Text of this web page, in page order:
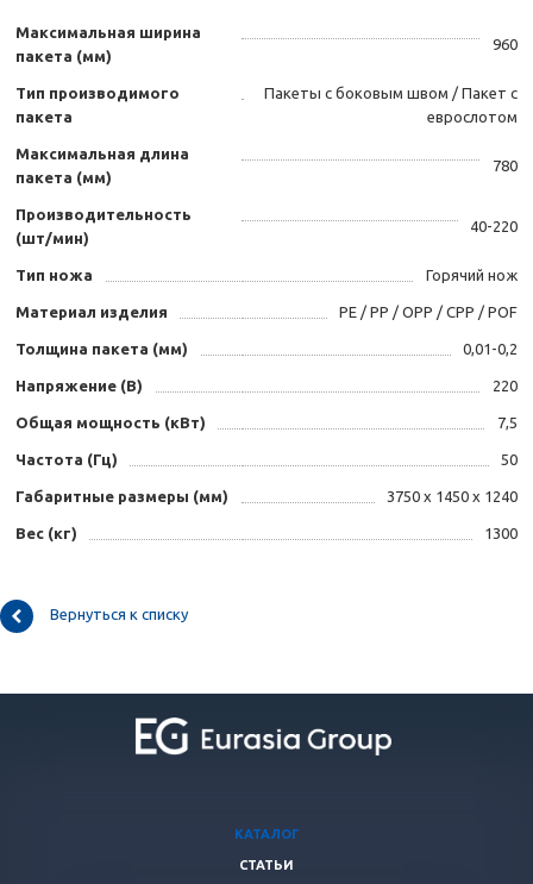
Максимальная ширина
пакета (мм)
960
Тип производимого
пакета
Пакеты с боковым швом / Пакет с
еврослотом
Максимальная длина
пакета (мм)
780
Производительность
(шт/мин)
40-220
Тип ножа Горячий нож
Материал изделия PE / PP / OPP / CPP / POF
Толщина пакета (мм) 0,01-0,2
Напряжение (B) 220
Общая мощность (кВт) 7,5
Частота (Гц) 50
Габаритные размеры (мм) 3750 х 1450 х 1240
Вес (кг) 1300
Вернуться к списку
КАТАЛОГ
СТАТЬИ